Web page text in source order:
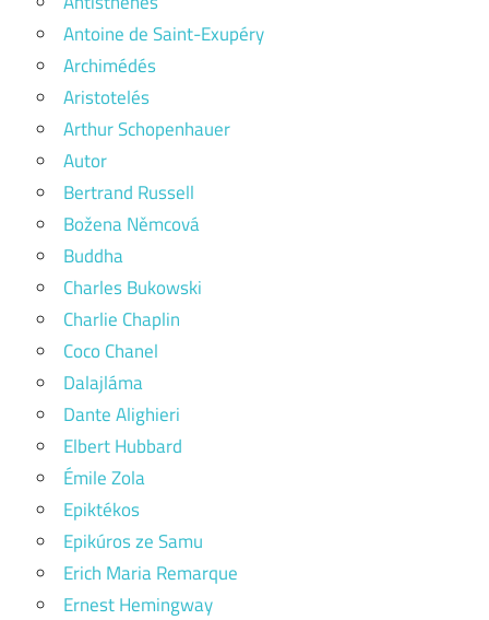
Antoine de Saint-Exupéry
Archimédés
Aristotelés
Arthur Schopenhauer
Autor
Bertrand Russell
Božena Němcová
Buddha
Charles Bukowski
Charlie Chaplin
Coco Chanel
Dalajláma
Dante Alighieri
Elbert Hubbard
Émile Zola
Epiktékos
Epikúros ze Samu
Erich Maria Remarque
Ernest Hemingway